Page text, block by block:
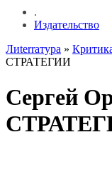
.
Издательство
Лиterraтура »
СТРАТЕГИИ
Cергей